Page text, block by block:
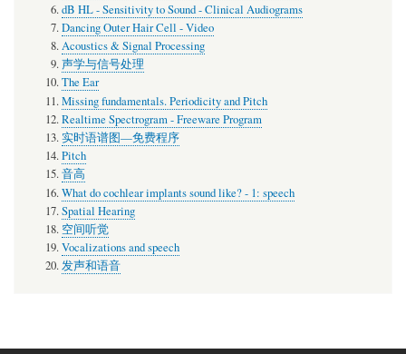
dB HL - Sensitivity to Sound - Clinical Audiograms
Dancing Outer Hair Cell - Video
Acoustics & Signal Processing
声学与信号处理
The Ear
Missing fundamentals. Periodicity and Pitch
Realtime Spectrogram - Freeware Program
实时语谱图—免费程序
Pitch
音高
What do cochlear implants sound like? - 1: speech
Spatial Hearing
空间听觉
Vocalizations and speech
发声和语音